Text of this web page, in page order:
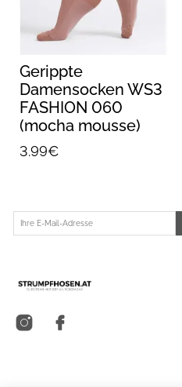
Gerippte
Damensocken WS3
FASHION 060
(mocha mousse)
3.99€